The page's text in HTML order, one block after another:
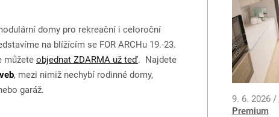
9. 6. 2026 /
Premium
domy pro rekreační i celoroční
na blížícím se FOR ARCHu 19.-23.
můžete objednat ZDARMA už teď. Najdete
, mezi nimiž nechybí rodinné domy,
garáž.